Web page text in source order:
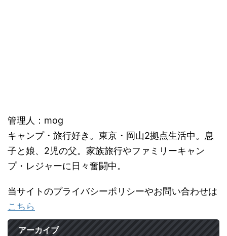
管理人：mog
キャンプ・旅行好き。東京・岡山2拠点生活中。息
子と娘、2児の父。家族旅行やファミリーキャン
プ・レジャーに日々奮闘中。
当サイトのプライバシーポリシーやお問い合わせは
こちら
アーカイブ